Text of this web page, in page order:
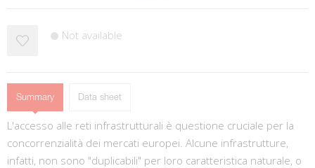
Not available
Summary Data sheet
L'accesso alle reti infrastrutturali è questione cruciale per la
concorrenzialità dei mercati europei. Alcune infrastrutture,
infatti, non sono "duplicabili" per loro caratteristica naturale, o